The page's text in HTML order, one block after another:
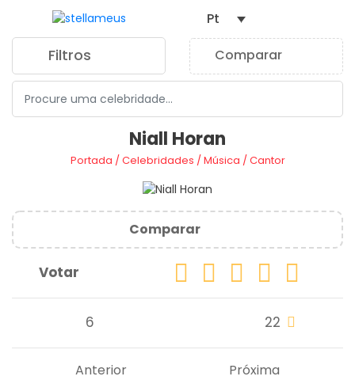
Filtros Comparar
Pt
Niall Horan
Portada /Celebridades /Música /Cantor
Comparar
Votar
6 22
Próxima
Anterior